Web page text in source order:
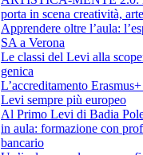
porta in scena creatività,
Apprendere oltre l’aula:
SA a Verona
Le classi del Levi alla
genica
L’accreditamento
Levi sempre più europeo
Al Primo Levi di Badia
in aula: formazione con
bancario